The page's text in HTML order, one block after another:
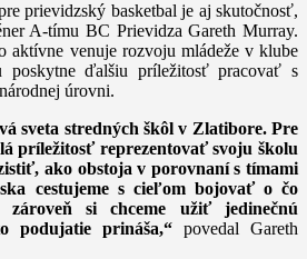
prievidzský basketbal je aj skutočnosť,
A-tímu BC Prievidza Gareth Murray.
aktívne venuje rozvoju mládeže v klube
poskytne ďalšiu príležitosť pracovať s
úrovni.
sveta stredných škôl v Zlatibore. Pre
príležitosť reprezentovať svoju školu
ako obstoja v porovnaní s tímami
cestujeme s cieľom bojovať o čo
zároveň si chceme užiť jedinečnú
podujatie prináša,“ povedal Gareth